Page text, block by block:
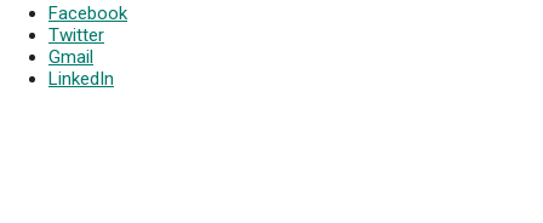
Facebook
Twitter
Gmail
LinkedIn